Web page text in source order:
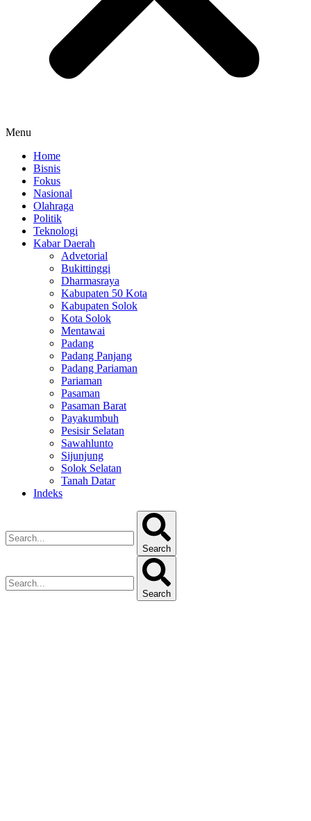
Menu
Home
Bisnis
Fokus
Nasional
Olahraga
Politik
Teknologi
Kabar Daerah
Advetorial
Bukittinggi
Dharmasraya
Kabupaten 50 Kota
Kabupaten Solok
Kota Solok
Mentawai
Padang
Padang Panjang
Padang Pariaman
Pariaman
Pasaman
Pasaman Barat
Payakumbuh
Pesisir Selatan
Sawahlunto
Sijunjung
Solok Selatan
Tanah Datar
Indeks
Search
Search